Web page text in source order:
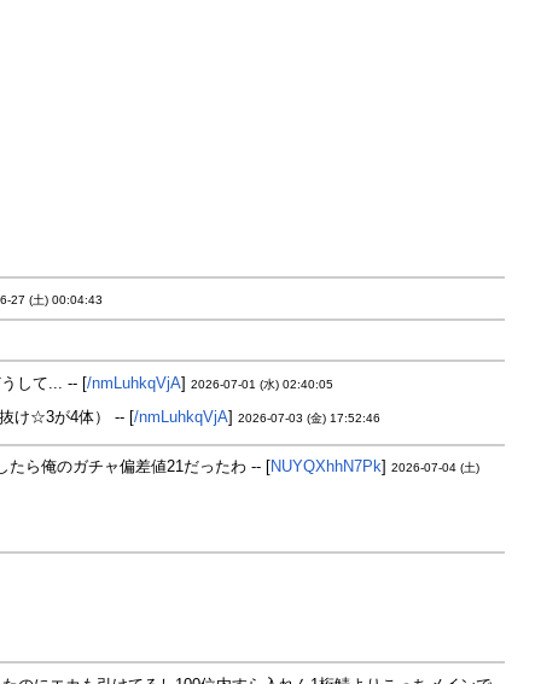
27 (土) 00:04:43
して... -- [/nmLuhkqVjA] 2026-07-01 (水) 02:40:05
け☆3が4体） -- [/nmLuhkqVjA] 2026-07-03 (金) 17:52:46
ら俺のガチャ偏差値21だったわ -- [NUYQXhhN7Pk] 2026-07-04 (土)